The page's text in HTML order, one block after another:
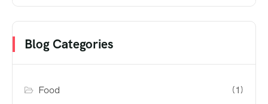
Blog Categories
Food (1)